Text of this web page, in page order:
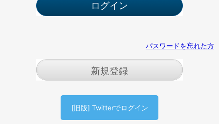
パスワードを忘れた方
新規登録
[旧版] Twitterでログイン